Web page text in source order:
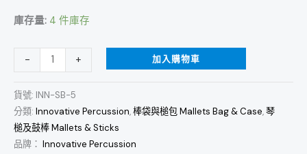
庫存量: 4 件庫存
- + 加入購物車
貨號: INN-SB-5
分類: Innovative Percussion,棒袋與槌包 Mallets Bag & Case,琴
槌及鼓棒 Mallets & Sticks
品牌： Innovative Percussion